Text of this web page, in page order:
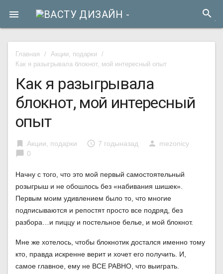
 search
Главная / Акции, подарки
/
Как я разыгрывала блокнот, мой интересный опыт
Как я разыгрывала
блокнот, мой интересный
опыт
bookmark Акции, подарки access_time 7 годыназад person mezonicy
chat_bubble 0
Начну с того, что это мой первый самостоятельный
розыгрыш и не обошлось без «набивания шишек».
Первым моим удивлением было то, что многие
подписываются и репостят просто все подряд, без
разбора…и пиццу и постельное белье, и мой блокнот.
Мне же хотелось, чтобы блокнотик достался именно тому
кто, правда искренне верит и хочет его получить. И,
самое главное, ему не ВСЕ РАВНО, что выиграть.